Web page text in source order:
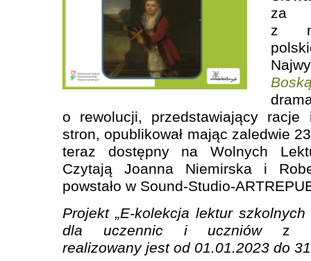
za
z
o rewolucji, przedstawiający
stron, opublikował mając zaledwie
teraz dostępny na Wolnych
Czytają Joanna Niemirska i
powstało w Sound-Studio-
Projekt „E-kolekcja lektur
dla uczennic i uczniówz
realizowany jest od 01.01.2023 do